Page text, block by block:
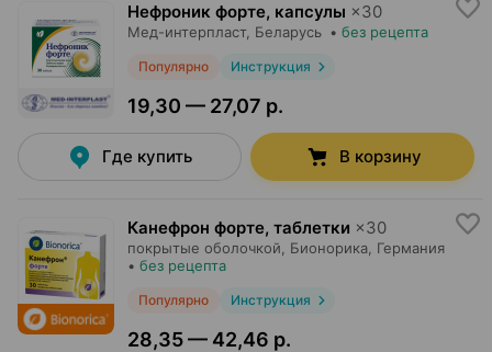
Нефроник форте, капсулы ×30
Мед-интерпласт, Беларусь • без рецепта
Популярно Инструкция
19,30 — 27,07 р.
Где купить В корзину
Канефрон форте, таблетки ×30
покрытые оболочкой, Бионорика , Германия
• без рецепта
Популярно Инструкция
28,35 — 42,46 р.